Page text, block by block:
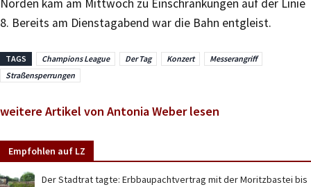
Norden kam am Mittwoch zu Einschränkungen auf der Linie
8. Bereits am Dienstagabend war die Bahn entgleist.
TAGS Champions League Der Tag Konzert
Messerangriff
Straßensperrungen
weitere Artikel von Antonia Weber lesen
Empfohlen auf LZ
Der Stadtrat tagte: Erbbaupachtvertrag mit der Moritzbastei bis